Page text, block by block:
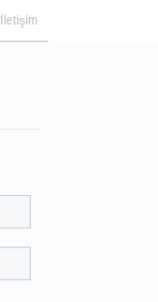
İletişim